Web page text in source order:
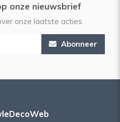
onze nieuwsbrief
onze laatste acties
Abonneer